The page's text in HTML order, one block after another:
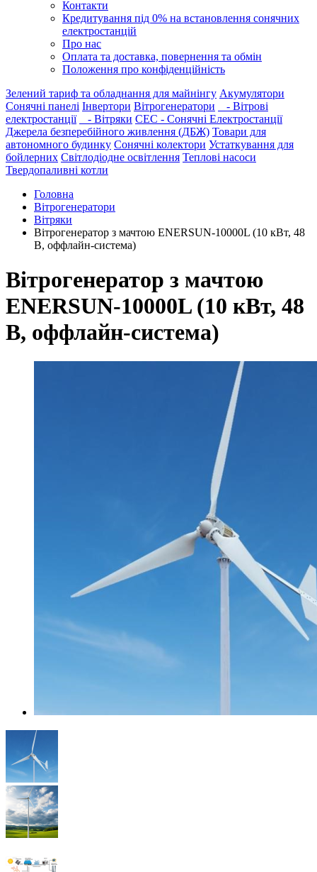
Контакти
Кредитування під 0% на встановлення сонячних
електростанцій
Про нас
Оплата та доставка, повернення та обмін
Положення про конфіденційність
Зелений тариф та обладнання для майнінгу Акумулятори
Сонячні панелі Інвертори Вітрогенератори
- Вітрові
електростанції
- Вітряки СЕС - Сонячні Електростанції
Джерела безперебійного живлення (ДБЖ) Товари для
автономного будинку Сонячні колектори Устаткування для
бойлерних Світлодіодне освітлення Теплові насоси
Твердопаливні котли
Головна
Вітрогенератори
Вітряки
Вітрогенератор з мачтою ENERSUN-10000L (10 кВт, 48
В, оффлайн-система)
Вітрогенератор з мачтою
ENERSUN-10000L (10 кВт, 48
В, оффлайн-система)